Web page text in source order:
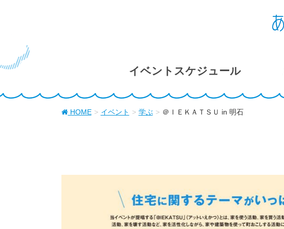
イベントスケジュール
HOME イベント 学ぶ ＠ＩＥＫＡＴＳＵ in 明石